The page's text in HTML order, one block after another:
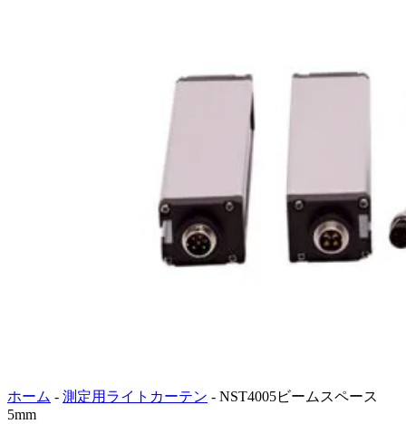
ホーム - 測定用ライトカーテン - NST4005ビームスペース
5mm